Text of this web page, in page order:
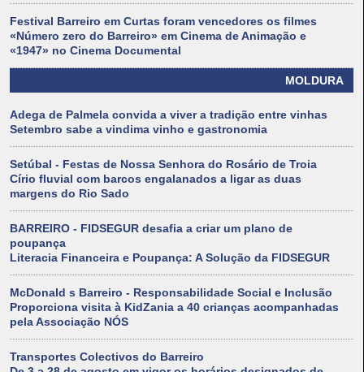
Festival Barreiro em Curtas foram vencedores os filmes
«Número zero do Barreiro» em Cinema de Animação e
«1947» no Cinema Documental
MOLDURA
Adega de Palmela convida a viver a tradição entre vinhas
Setembro sabe a vindima vinho e gastronomia
Setúbal - Festas de Nossa Senhora do Rosário de Troia
Círio fluvial com barcos engalanados a ligar as duas
margens do Rio Sado
BARREIRO - FIDSEGUR desafia a criar um plano de
poupança
Literacia Financeira e Poupança: A Solução da FIDSEGUR
McDonald s Barreiro - Responsabilidade Social e Inclusão
Proporciona visita à KidZania a 40 crianças acompanhadas
pela Associação NÓS
Transportes Colectivos do Barreiro